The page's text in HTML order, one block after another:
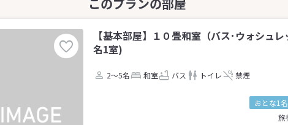
【基本部屋】１０畳和室（バス･ウォシュ
名1室)
2～5名 和室 バス トイレ 禁煙
おとな1名
旅